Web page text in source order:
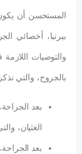
المستحسن أن يكون
بيرنيا، أخصائي
والتوصيات اللازمة
بالجروح، والتي نذكر
بعد الجراحة،
الغثيان،
بعد الجراحة،